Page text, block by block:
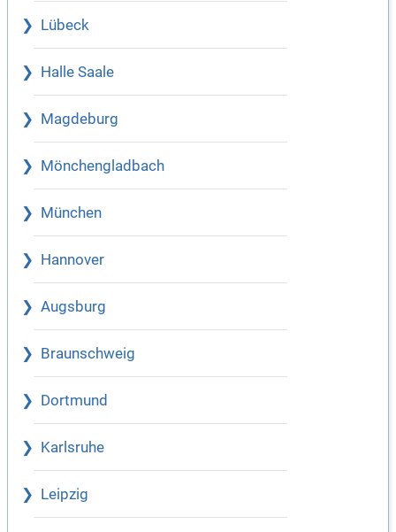
Lübeck
Halle Saale
Magdeburg
Mönchengladbach
München
Hannover
Augsburg
Braunschweig
Dortmund
Karlsruhe
Leipzig